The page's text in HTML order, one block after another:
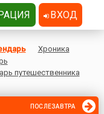
Хроника
путешественника
ПОСЛЕЗАВТРА
ВХОД